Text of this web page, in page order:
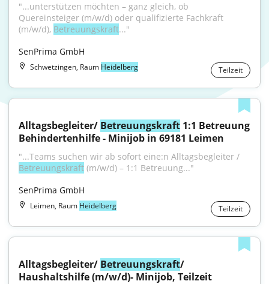
"...unterstützen möchten – ganz gleich, ob
Quereinsteiger (m/w/d) oder qualifizierte Fachkraft
(m/w/d), Betreuungskraft..."
SenPrima GmbH
Schwetzingen, Raum Heidelberg Teilzeit
Alltagsbegleiter/ Betreuungskraft 1:1 Betreuung
Behindertenhilfe - Minijob in 69181 Leimen
Betreuungskraft (m/w/d) – 1:1 Betreuung..."
SenPrima GmbH
Leimen, Raum Heidelberg Teilzeit
Alltagsbegleiter/ Betreuungskraft/
Haushaltshilfe (m/w/d)- Minijob, Teilzeit